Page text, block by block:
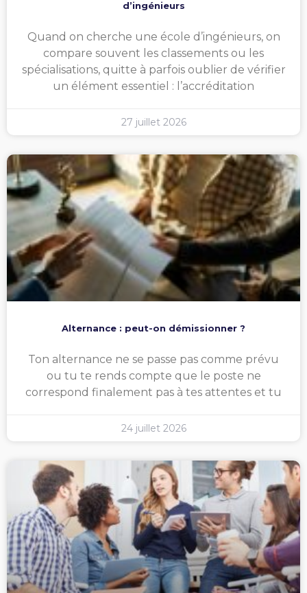
d’ingénieurs
Quand on cherche une école d’ingénieurs, on
compare souvent les classements ou les
spécialisations, quitte à parfois oublier de vérifier
un élément essentiel : l’accréditation
27 juillet 2026
Alternance : peut-on démissionner ?
Ton alternance ne se passe pas comme prévu
ou tu te rends compte que le poste ne
correspond finalement pas à tes attentes et tu
24 juillet 2026